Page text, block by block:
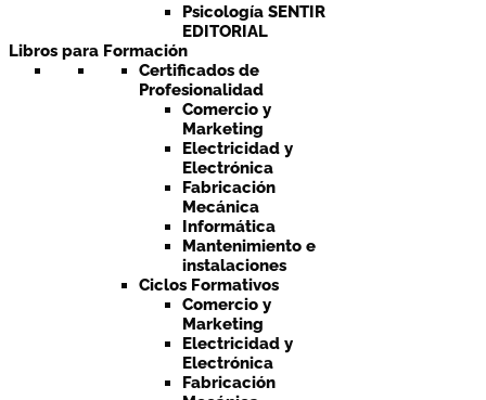
Psicología SENTIR
EDITORIAL
Libros para Formación
Certificados de
Profesionalidad
Comercio y
Marketing
Electricidad y
Electrónica
Fabricación
Mecánica
Informática
Mantenimiento e
instalaciones
Ciclos Formativos
Comercio y
Marketing
Electricidad y
Electrónica
Fabricación